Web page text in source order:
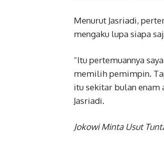
Menurut Jasriadi,
mengaku lupa siapa
“Itu pertemuannya
memilih pemimpin.
itu sekitar bulan enam
Jasriadi.
Jokowi Minta Usut